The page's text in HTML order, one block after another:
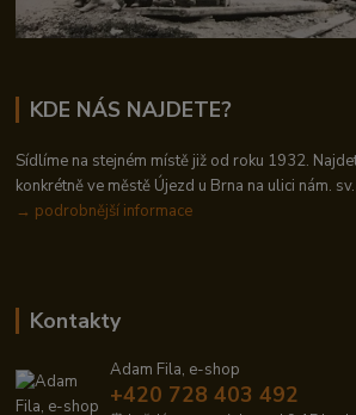
KDE NÁS NAJDETE?
Sídlíme na stejném místě již od roku 1932.
konkrétně ve městě Újezd u Brna na ulici nám. sv.
→ podrobnější informace
Kontakty
Adam Fila, e-shop
+420 728 403 492